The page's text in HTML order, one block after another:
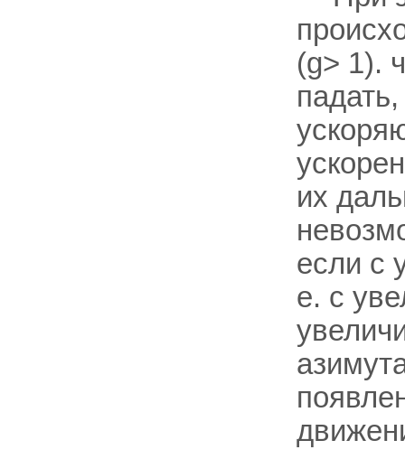
(g> 1).
их
если с
е. с